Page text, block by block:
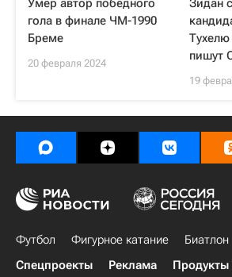
Умер автор победного
гола в финале ЧМ-1990
Бреме
20 февраля 2024
Зидан
пишут
19
Футбол Фигурное катание Биатлон
Спецпроекты
Реклама Продукты